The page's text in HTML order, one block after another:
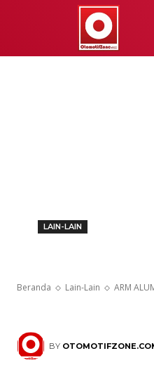
Beranda Lain-Lain ARM
LAIN-LAIN
BY